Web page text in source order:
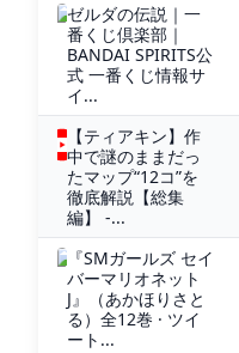
ゼルダの伝説｜一
番くじ倶楽部｜
BANDAI SPIRITS公
式 一番くじ情報サ
イ...
【ティアキン】作
中で謎のままだっ
たマップ“12コ”を
徹底解説【総集
編】 -...
『SMガールズ セイ
バーマリオネット
J』（あかほりさと
る）全12巻 · ツイ
ート...